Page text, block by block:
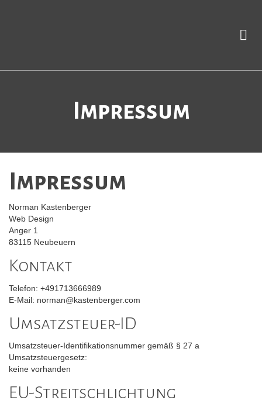
Impressum
Impressum
Norman Kastenberger
Web Design
Anger 1
83115 Neubeuern
Kontakt
Telefon: +491713666989
E-Mail: norman@kastenberger.com
Umsatzsteuer-ID
Umsatzsteuer-Identifikationsnummer gemäß § 27 a
Umsatzsteuergesetz:
keine vorhanden
EU-Streitschlichtung